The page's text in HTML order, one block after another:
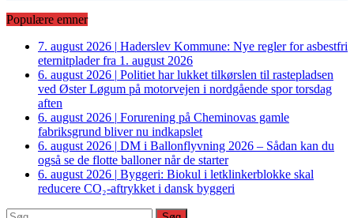
Populære emner
7. august 2026 | Haderslev Kommune: Nye regler for asbestfri
eternitplader fra 1. august 2026
6. august 2026 | Politiet har lukket tilkørslen til rastepladsen
ved Øster Løgum på motorvejen i nordgående spor torsdag
aften
6. august 2026 | Forurening på Cheminovas gamle
fabriksgrund bliver nu indkapslet
6. august 2026 | DM i Ballonflyvning 2026 – Sådan kan du
også se de flotte balloner når de starter
6. august 2026 | Byggeri: Biokul i letklinkerblokke skal
reducere CO₂-aftrykket i dansk byggeri
Søg